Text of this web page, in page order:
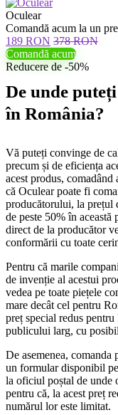
Oculear
Comandă acum la un
189 RON 378 RON
Comandă acum
Reducere de -50%
De unde
în România?
Vă puteți convinge de
precum și de eficiența
acest produs, comadând
că Oculear poate fi
producătorului, la prețul
de peste 50% în această
direct de la producător
conformării cu toate
Pentru că marile
de invenție al acestui
vedea pe toate piețele
mare decât cel pentru
preț special redus
publicului larg, cu
De asemenea, comanda
un formular disponibil
la oficiul poștal de unde
pentru că, la acest preț
numărul lor este limitat.